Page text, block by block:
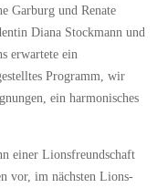
Garburg und Renate
Diana Stockmann und
erwartete ein
Programm, wir
ein harmonisches
einer Lionsfreundschaft
vor, im nächsten Lions-